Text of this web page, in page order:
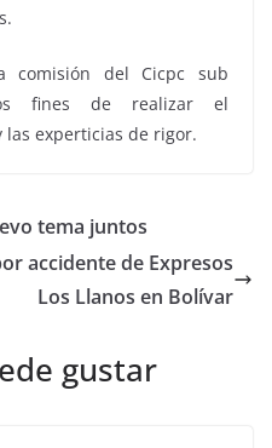
comisión del Cicpc sub
fines de realizar el
experticias de rigor.
tema juntos
accidente de Expresos
Los Llanos en Bolívar
gustar